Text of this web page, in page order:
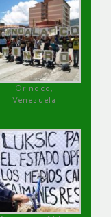
Orinoco,
Venezuela